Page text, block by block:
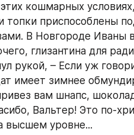
кошмарных
топки приспособлены
В Новгороде Иваны
глизантина для
рукой, – Если уж
имеет зимнее
вам шнапс,
Вальтер! Это по-
высшем уровне...